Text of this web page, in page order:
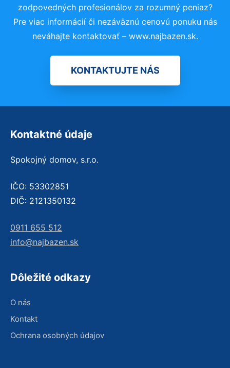
zodpovedných profesionálov za rozumný peniaz?
Pre viac informácií či nezáväznú cenovú ponuku nás
neváhajte kontaktovať – www.najbazen.sk.
KONTAKTUJTE NÁS
Kontaktné údaje
Spokojný domov, s.r.o.
IČO: 53302851
DIČ: 2121350132
0911 655 512
info@najbazen.sk
Dôležité odkazy
O nás
Kontakt
Ochrana osobných údajov